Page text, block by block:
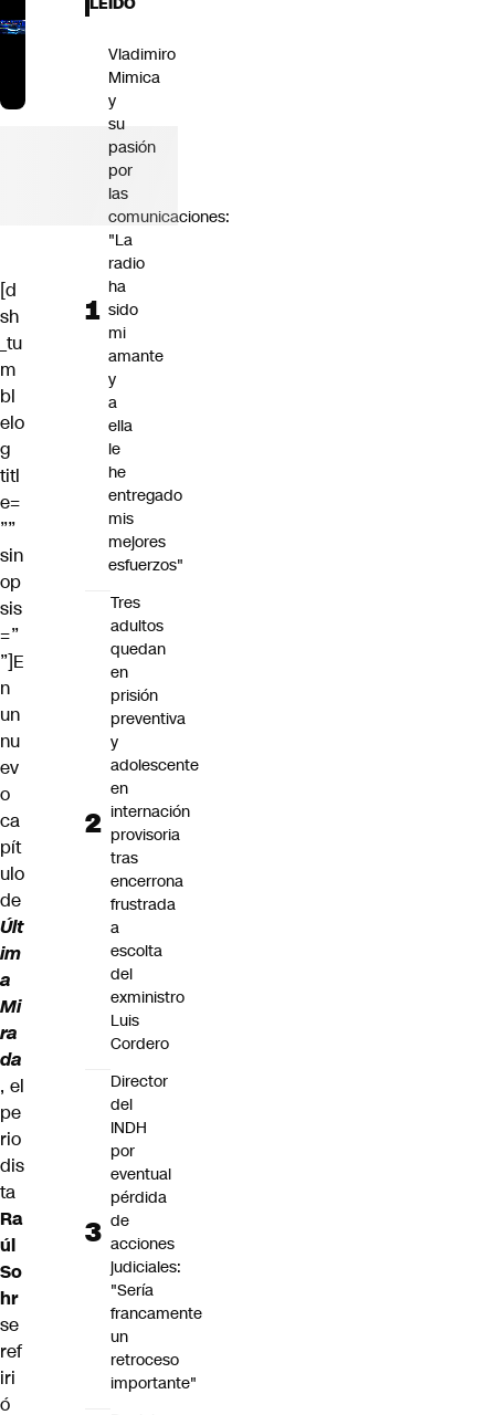
[d
sh
_tu
m
bl
elo
g
titl
e=
””
sin
op
sis
=”
”]E
n
un
nu
ev
o
ca
pít
ulo
de
Últ
im
a
Mi
ra
da
, el
pe
rio
dis
ta
Ra
úl
So
hr
se
ref
iri
ó
Vladimiro
Mimica
y
su
pasión
por
las
comunicaciones:
"La
radio
ha
sido
mi
amante
y
a
ella
le
he
entregado
mis
mejores
esfuerzos"
Tres
adultos
quedan
en
prisión
preventiva
y
adolescente
en
internación
provisoria
tras
encerrona
frustrada
a
escolta
del
exministro
Luis
Cordero
Director
del
INDH
por
eventual
pérdida
de
acciones
judiciales:
"Sería
francamente
un
retroceso
importante"